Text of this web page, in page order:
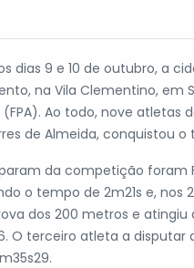
dias 9 e 10 de outubro, a
na Vila Clementino, em
Ao todo, nove atletas
de Almeida, conquistou
da competição foram
o tempo de 2m21s e, nos
dos 200 metros e
O terceiro atleta a disputar